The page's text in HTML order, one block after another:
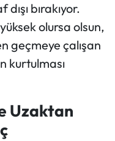
bırakıyor.
olursa olsun,
geçmeye çalışan
kurtulması
Uzaktan